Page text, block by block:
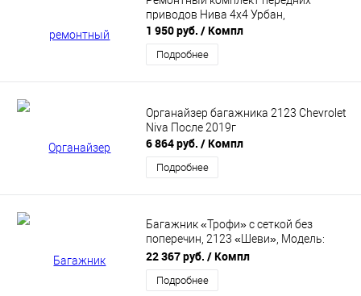
приводов Нива 4х4 Урбан,
1 950 руб. / Компл
Подробнее
Органайзер багажника 2123 Chevrolet
Niva После 2019г
6 864 руб. / Компл
Подробнее
Багажник «Трофи» с сеткой без
поперечин, 2123 «Шеви», Модель:
0186
22 367 руб. / Компл
Подробнее